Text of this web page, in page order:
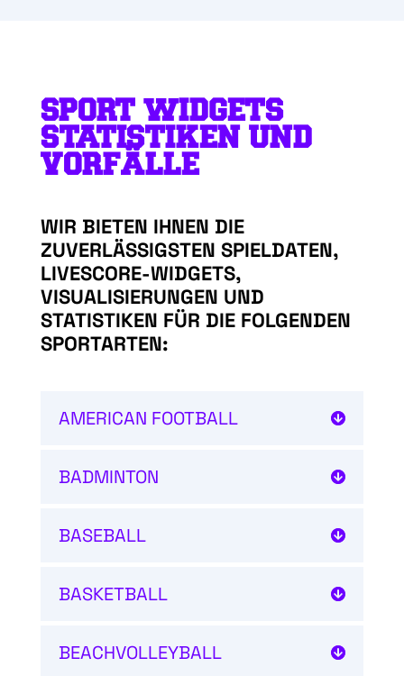
SPORT WIDGETS
STATISTIKEN UND
VORFÄLLE
WIR BIETEN IHNEN DIE
ZUVERLÄSSIGSTEN SPIELDATEN,
LIVESCORE-WIDGETS,
VISUALISIERUNGEN UND
STATISTIKEN FÜR DIE FOLGENDEN
SPORTARTEN:
AMERICAN FOOTBALL
BADMINTON
BASEBALL
BASKETBALL
BEACHVOLLEYBALL